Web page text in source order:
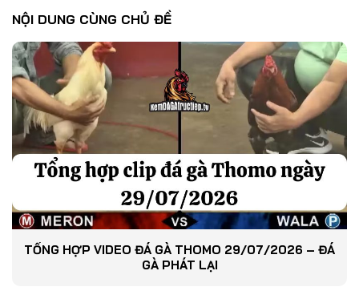
NỘI DUNG CÙNG CHỦ ĐỀ
TỔNG HỢP VIDEO ĐÁ GÀ THOMO 29/07/2026 – ĐÁ
GÀ PHÁT LẠI